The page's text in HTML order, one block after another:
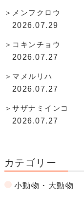
メンフクロウ
2026.07.29
コキンチョウ
2026.07.27
マメルリハ
2026.07.27
サザナミインコ
2026.07.27
カテゴリー
小動物・大動物